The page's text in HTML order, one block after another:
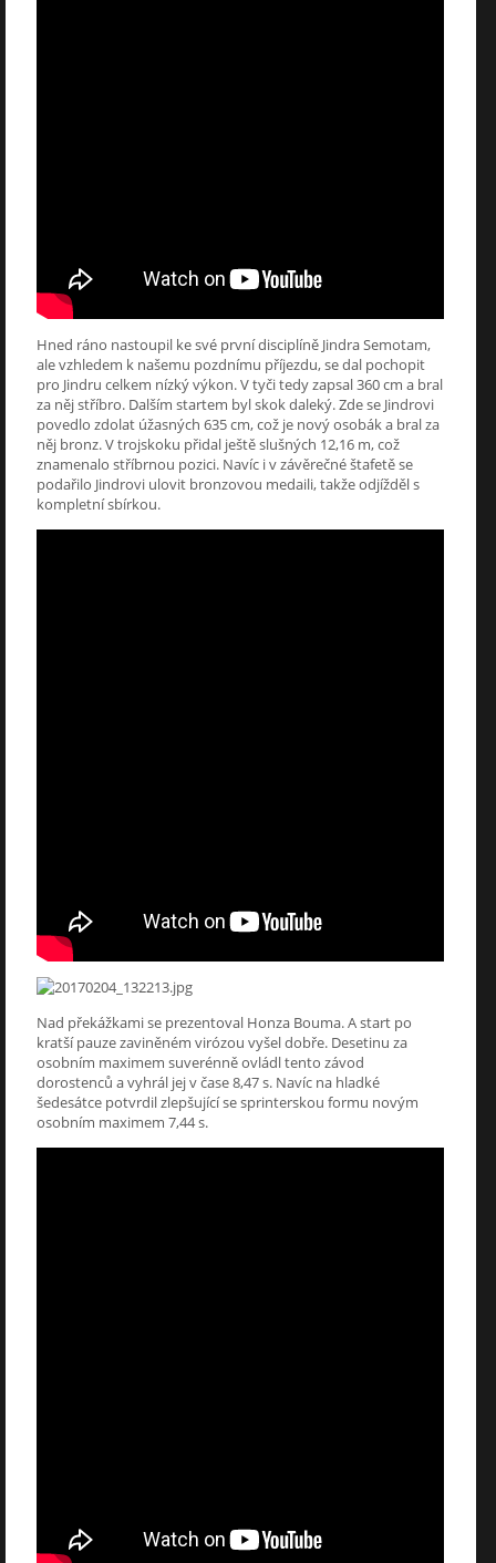
Hned ráno nastoupil ke své první disciplíně Jindra Semotam,
ale vzhledem k našemu pozdnímu příjezdu, se dal pochopit
pro Jindru celkem nízký výkon. V tyči tedy zapsal 360 cm a bral
za něj stříbro. Dalším startem byl skok daleký. Zde se Jindrovi
povedlo zdolat úžasných 635 cm, což je nový osobák a bral za
něj bronz. V trojskoku přidal ještě slušných 12,16 m, což
znamenalo stříbrnou pozici. Navíc i v závěrečné štafetě se
podařilo Jindrovi ulovit bronzovou medaili, takže odjížděl s
kompletní sbírkou.
Nad překážkami se prezentoval Honza Bouma. A start po
kratší pauze zaviněném virózou vyšel dobře. Desetinu za
osobním maximem suverénně ovládl tento závod
dorostenců a vyhrál jej v čase 8,47 s. Navíc na hladké
šedesátce potvrdil zlepšující se sprinterskou formu novým
osobním maximem 7,44 s.